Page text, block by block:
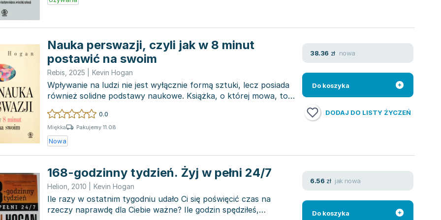
Nauka perswazji, czyli jak w 8 minut
postawić na swoim
Rebis 2025 Kevin Hogan
Wpływanie na ludzi nie jest wyłącznie formą sztuki, lecz posiada
również solidne podstawy naukowe. Książka, o której mowa, to
praw...
0.0
Miękka Pakujemy 11.08
Nowa
38.36 zł nowa
Do koszyka
DODAJ DO LISTY ŻYCZEŃ
168-godzinny tydzień. Żyj w pełni 24/7
Helion 2010 Kevin Hogan
Ile razy w ostatnim tygodniu udało Ci się poświęcić czas na
rzeczy naprawdę dla Ciebie ważne? Ile godzin spędziłeś,
6.56 zł jak nowa
Do koszyka